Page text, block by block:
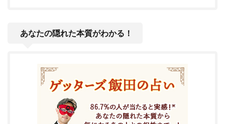
あなたの隠れた本質がわかる！